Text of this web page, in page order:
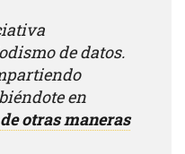
de datos.
en
otras maneras